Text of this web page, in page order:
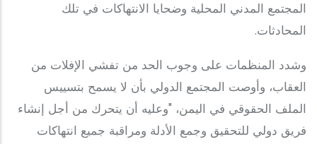
المجتمع المدني المحلية وضحايا الانتهاكات في تلك
المحادثات.
وشدد المنظمات على وجوب الحد من تفشي الإفلات من
العقاب، وأوصت المجتمع الدولي بأن لا يسمح بتسييس
الملف الحقوقي في اليمن، "وعليه أن يتحرك من أجل إنشاء
فريق دولي للتحقيق وجمع الأدلة ومراقبة جميع انتهاكات